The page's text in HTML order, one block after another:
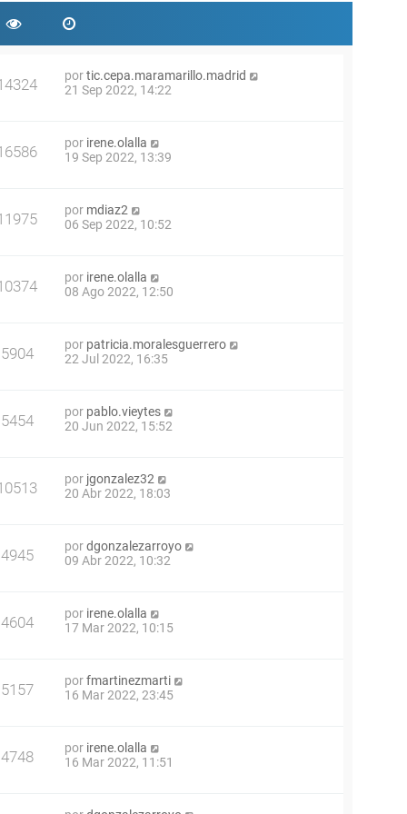
portic.cepa.maramarillo.madrid
21 Sep 2022, 14:22
por irene.olalla
19 Sep 2022, 13:39
por mdiaz2
06 Sep 2022, 10:52
por irene.olalla
08 Ago 2022, 12:50
5904 por patricia.moralesguerrero
22 Jul 2022, 16:35
5454 por pablo.vieytes
20 Jun 2022, 15:52
por jgonzalez32
20 Abr 2022, 18:03
4945 pordgonzalezarroyo
09 Abr 2022, 10:32
4604 por irene.olalla
17 Mar 2022, 10:15
5157 porfmartinezmarti
16 Mar 2022, 23:45
4748 por irene.olalla
16 Mar 2022, 11:51